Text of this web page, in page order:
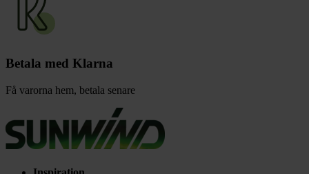
Betala med Klarna
Få varorna hem, betala senare